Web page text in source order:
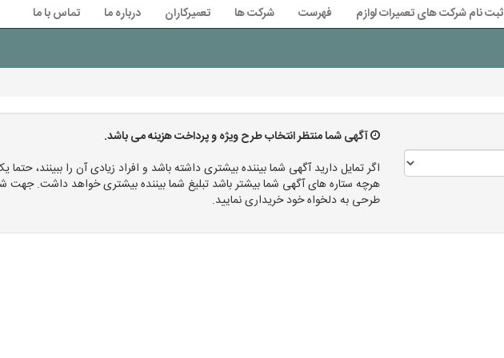
ثبت نام شرکت های تعمیرات لوازم فهرست شرکت ها تعمیرکاران درباره ما تماس با ما
آگهی شما منتظر انتخاب طرح ویژه و پرداخت هزینه می باشد.
اگر تمایل دارید آگهی شما بیننده بیشتری داشته باشد و افراد زیادی آن را ببینند،
هرچه ستاره های آگهی شما بیشتر باشد تبلیغ شما بیننده بیشتری خواهد داشت.
طرحی به دلخواه خود خریداری نمایید.